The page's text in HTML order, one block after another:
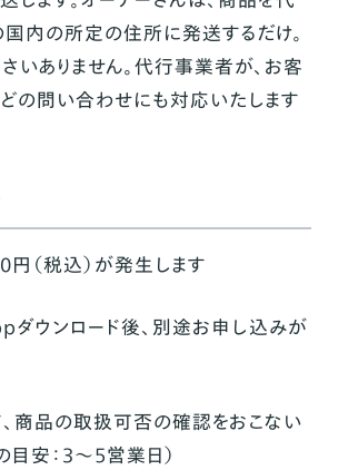
内の所定の住所に発送するだけ。
いありません。代行事業者が、お客
の問い合わせにも対応いたします
（税込）が発生します
ダウンロード後、別途お申し込みが
商品の取扱可否の確認をおこない
目安：3〜5営業日）